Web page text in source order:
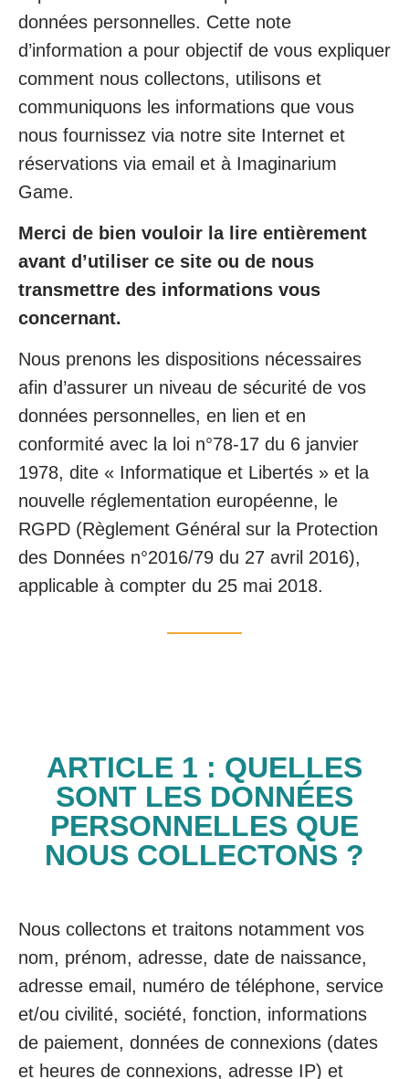
données personnelles. Cette note
d’information a pour objectif de vous expliquer
comment nous collectons, utilisons et
communiquons les informations que vous
nous fournissez via notre site Internet et
réservations via email et à Imaginarium
Game.
Merci de bien vouloir la lire entièrement
avant d’utiliser ce site ou de nous
transmettre des informations vous
concernant.
Nous prenons les dispositions nécessaires
afin d’assurer un niveau de sécurité de vos
données personnelles, en lien et en
conformité avec la loi n°78-17 du 6 janvier
1978, dite « Informatique et Libertés » et la
nouvelle réglementation européenne, le
RGPD (Règlement Général sur la Protection
des Données n°2016/79 du 27 avril 2016),
applicable à compter du 25 mai 2018.
ARTICLE 1 : QUELLES
SONT LES DONNÉES
PERSONNELLES QUE
NOUS COLLECTONS ?
Nous collectons et traitons notamment vos
nom, prénom, adresse, date de naissance,
adresse email, numéro de téléphone, service
et/ou civilité, société, fonction, informations
de paiement, données de connexions (dates
et heures de connexions, adresse IP) et